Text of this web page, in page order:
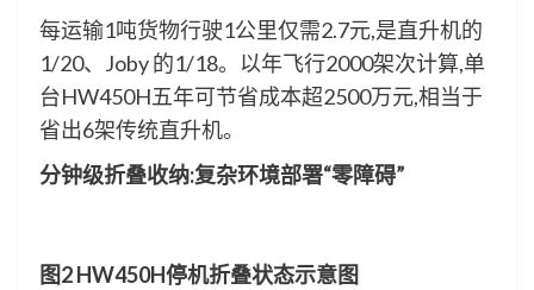
每运输1吨货物行驶1公里仅需2.7元,是直升机的
1/20、Joby 的1/18。以年飞行2000架次计算,单
台HW450H五年可节省成本超2500万元,相当于
省出6架传统直升机。
分钟级折叠收纳:复杂环境部署“零障碍”
图2 HW450H停机折叠状态示意图